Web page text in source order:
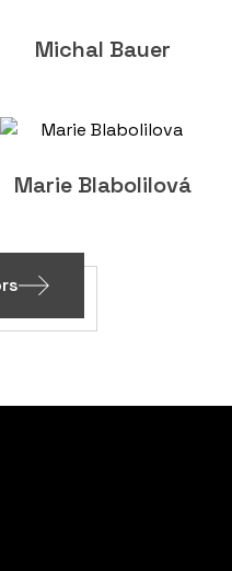
Michal Bauer
Marie Blabolilová